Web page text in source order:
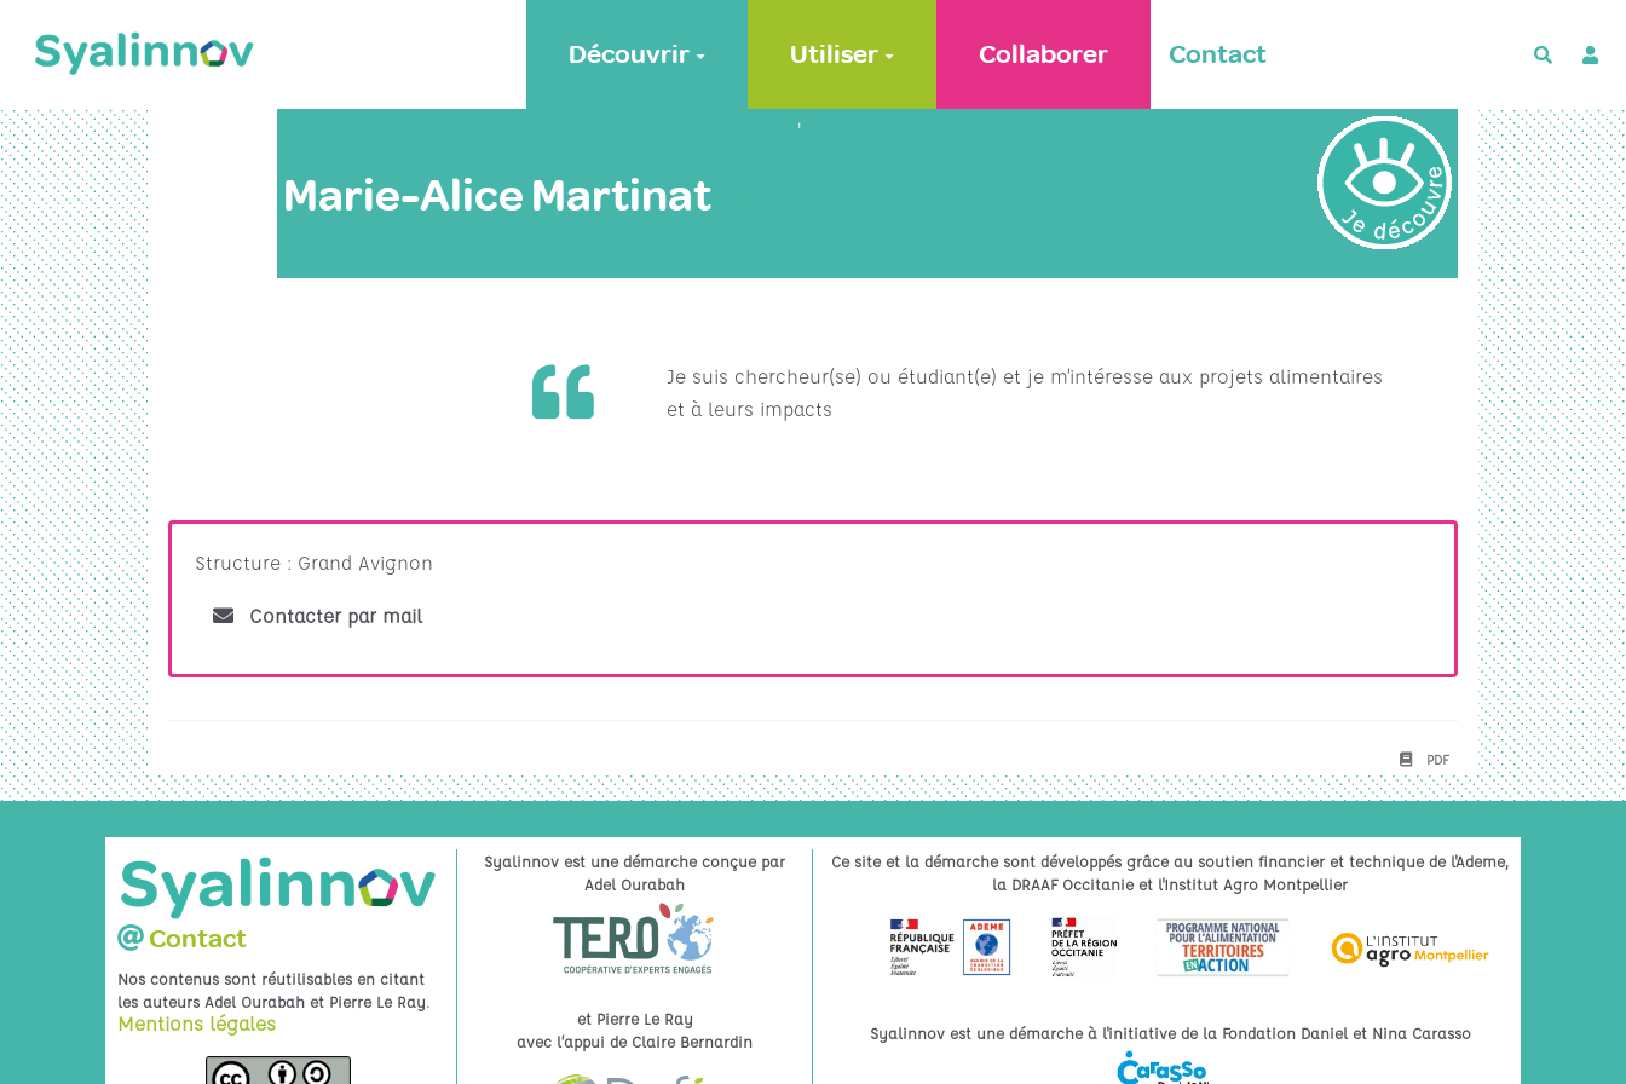
Découvrir Utiliser Collaborer Contact
'
Marie-Alice Martinat
Je suis chercheur(se) ou étudiant(e) et je m’intéresse aux projets alimentaires
et à leurs impacts
Structure : Grand Avignon
Contacter par mail
PDF
Contact
Nos contenus sont réutilisables en citant
les auteurs Adel Ourabah et Pierre Le Ray.
Mentions légales
Syalinnov est une démarche conçue par
Adel Ourabah
et Pierre Le Ray
avec l’appui de Claire Bernardin
Ce site et la démarche sont développés grâce au soutien financier et technique de l'Ademe,
la DRAAF Occitanie et l'Institut Agro Montpellier
Syalinnov est une démarche à l'initiative de la Fondation Daniel et Nina Carasso